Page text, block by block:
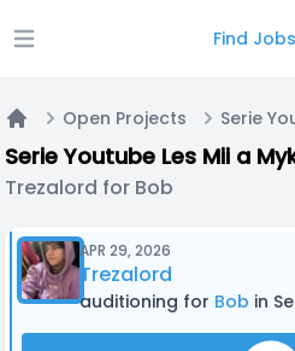
Open main menu Find Jobs
Home
Open Projects
Serie Youtube Les Mii a
Trezalord for Bob
APR 29, 2026
Trezalord
auditioning for Bob in